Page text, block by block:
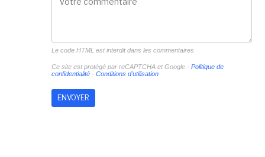
Le code HTML est interdit dans les commentaires
Ce site est protégé par reCAPTCHA et Google - Politique de
confidentialité- Conditions d'utilisation